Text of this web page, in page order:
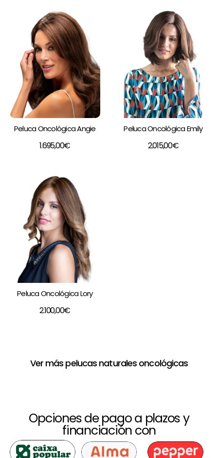
Peluca Oncológica Angie
1.695,00€
Peluca Oncológica Emily
2.015,00€
Peluca Oncológica Lory
2.100,00€
Ver más pelucas naturales oncológicas
Opciones de pago a plazos y
financiación con